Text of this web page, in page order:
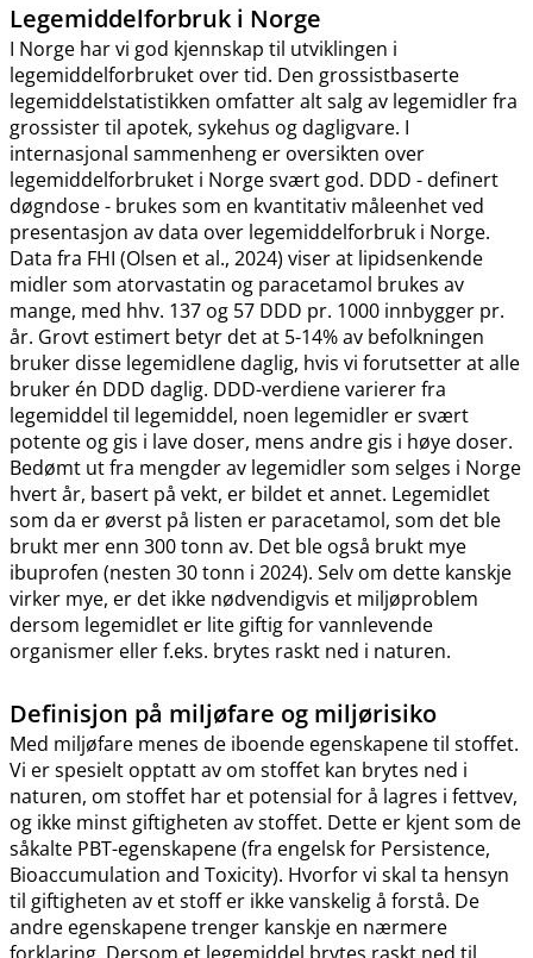
Legemiddelforbruk i Norge
I Norge har vi god kjennskap til utviklingen i
legemiddelforbruket over tid. Den grossistbaserte
legemiddelstatistikken omfatter alt salg av legemidler fra
grossister til apotek, sykehus og dagligvare. I
internasjonal sammenheng er oversikten over
legemiddelforbruket i Norge svært god. DDD - definert
døgndose - brukes som en kvantitativ måleenhet ved
presentasjon av data over legemiddelforbruk i Norge.
Data fra FHI (Olsen et al., 2024) viser at lipidsenkende
midler som atorvastatin og paracetamol brukes av
mange, med hhv. 137 og 57 DDD pr. 1000 innbygger pr.
år. Grovt estimert betyr det at 5-14% av befolkningen
bruker disse legemidlene daglig, hvis vi forutsetter at alle
bruker én DDD daglig. DDD-verdiene varierer fra
legemiddel til legemiddel, noen legemidler er svært
potente og gis i lave doser, mens andre gis i høye doser.
Bedømt ut fra mengder av legemidler som selges i Norge
hvert år, basert på vekt, er bildet et annet. Legemidlet
som da er øverst på listen er paracetamol, som det ble
brukt mer enn 300 tonn av. Det ble også brukt mye
ibuprofen (nesten 30 tonn i 2024). Selv om dette kanskje
virker mye, er det ikke nødvendigvis et miljøproblem
dersom legemidlet er lite giftig for vannlevende
organismer eller f.eks. brytes raskt ned i naturen.
Definisjon på miljøfare og miljørisiko
Med miljøfare menes de iboende egenskapene til stoffet.
Vi er spesielt opptatt av om stoffet kan brytes ned i
naturen, om stoffet har et potensial for å lagres i fettvev,
og ikke minst giftigheten av stoffet. Dette er kjent som de
såkalte PBT-egenskapene (fra engelsk for Persistence,
Bioaccumulation and Toxicity). Hvorfor vi skal ta hensyn
til giftigheten av et stoff er ikke vanskelig å forstå. De
andre egenskapene trenger kanskje en nærmere